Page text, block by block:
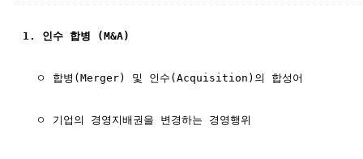
1. 인수 합병 (M&A)
  ㅇ 합병(Merger) 및 인수(Acquisition)의 합성어
  ㅇ 기업의 경영지배권을 변경하는 경영행위